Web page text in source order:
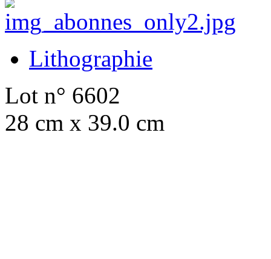
Lithographie
Lot n° 6602
28 cm x 39.0 cm